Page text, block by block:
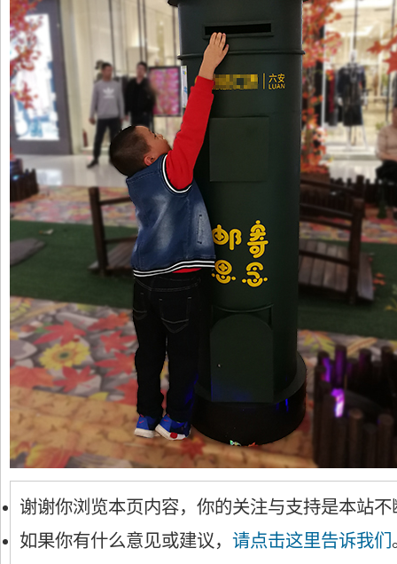
谢谢你浏览本页内容，你的关注与支持是本站
如果你有什么意见或建议， 请点击这里告诉我们